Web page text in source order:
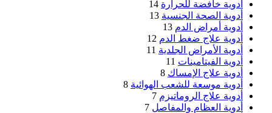
أدوية خافضة للحرارة 14
أدوية الصحة الجنسية 13
أدوية أمراض الدم 13
أدوية علاج ضغط الدم 12
أدوية الأمراض الجلدية 11
أدوية الفيتامينات 11
أدوية علاج الإمساك 8
أدوية موسعة للشعب الهوائية 8
أدوية علاج الروماتيزم 7
أدوية العظام والمفاصل 7